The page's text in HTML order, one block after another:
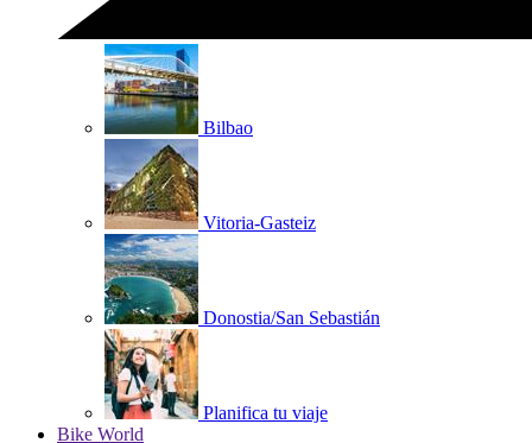
Bilbao
Vitoria-Gasteiz
Donostia/San Sebastián
Planifica tu viaje
Bike World